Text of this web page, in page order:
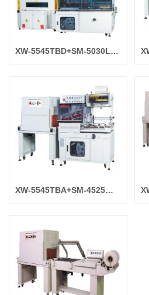
XW-5545TBD+SM-5030LX垂直上下L型全自动封切收缩包装机
XW-5545TBA+SM-4525全自动“L”型封切收缩包装机